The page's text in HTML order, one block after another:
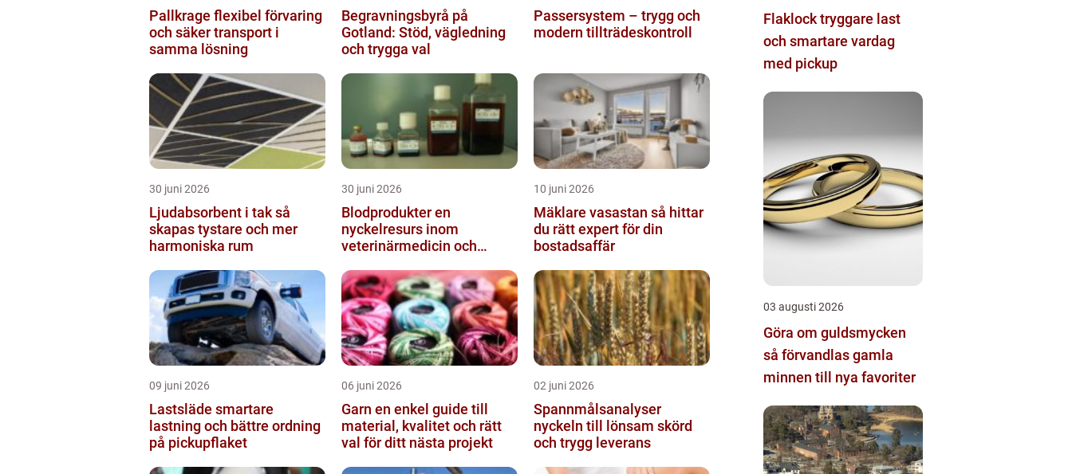
Pallkrage flexibel förvaring
och säker transport i
samma lösning
Begravningsbyrå på
Gotland: Stöd, vägledning
och trygga val
Passersystem – trygg och
modern tillträdeskontroll
30 juni 2026
Ljudabsorbent i tak så
skapas tystare och mer
harmoniska rum
30 juni 2026
Blodprodukter en
nyckelresurs inom
veterinärmedicin och
10 juni 2026
Mäklare vasastan så hittar
du rätt expert för din
bostadsaffär
09 juni 2026
Lastsläde smartare
lastning och bättre ordning
på pickupflaket
06 juni 2026
Garn en enkel guide till
material, kvalitet och rätt
val för ditt nästa projekt
02 juni 2026
Spannmålsanalyser
nyckeln till lönsam skörd
och trygg leverans
Flaklock tryggare last
och smartare vardag
med pickup
03 augusti 2026
Göra om guldsmycken
så förvandlas gamla
minnen till nya favoriter